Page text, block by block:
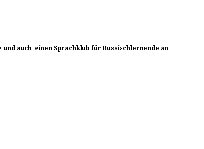
auch einen Sprachklub für Russischlernende an